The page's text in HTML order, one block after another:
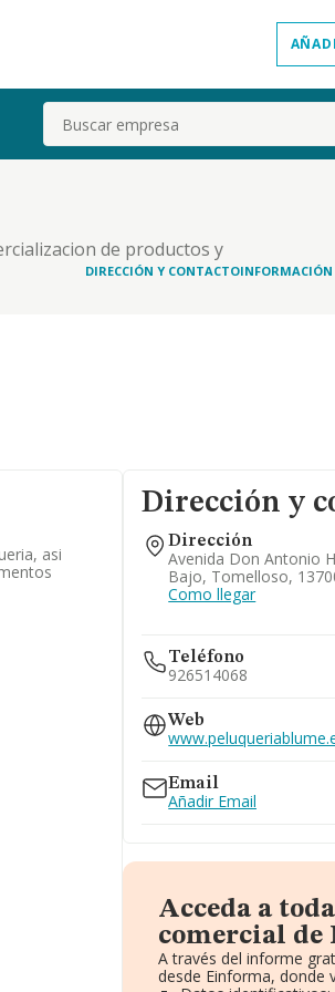
Buscar
de productos y
DIRECCIÓN Y CONTACTOINFORMACIÓN
asi
Dirección y
Dirección
Avenida Don Antonio
Bajo, Tomelloso,
Como llegar
Teléfono
926514068
Web
Email
Añadir Email
Acceda a
comercial de
A través del informe
desde Einforma, donde